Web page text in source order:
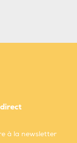
à la newsletter